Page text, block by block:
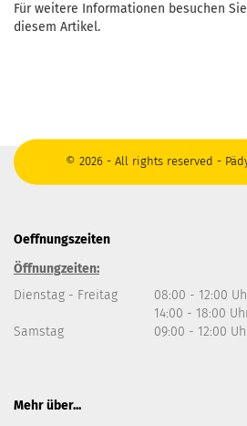
Für weitere Informationen besuchen
diesem Artikel.
© 2026 - All rights reserved -
Oeffnungszeiten
Öffnungzeiten:
Dienstag - Freitag
08:00 - 12:00
14:00 - 18:00
Samstag
09:00 - 12:00
Mehr über...